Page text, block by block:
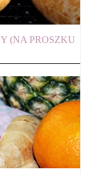
(NA PROSZKU